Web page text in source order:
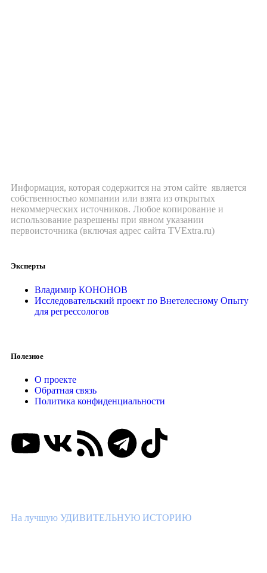
Информация, которая содержится на этом сайте является
собственностью компании или взята из открытых
некоммерческих источников. Любое копирование и
использование разрешены при явном указании
первоисточника (включая адрес сайта TVExtra.ru)
Эксперты
Владимир КОНОНОВ
Исследовательский проект по Внетелесному Опыту
для регрессологов
Полезное
О проекте
Обратная связь
Политика конфиденциальности
На лучшую УДИВИТЕЛЬНУЮ ИСТОРИЮ